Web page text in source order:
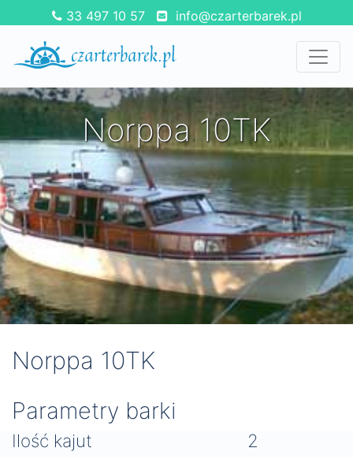
33 497 10 57 info@czarterbarek.pl
Norppa 10TK
Norppa 10TK
Parametry barki
Ilość kajut
2